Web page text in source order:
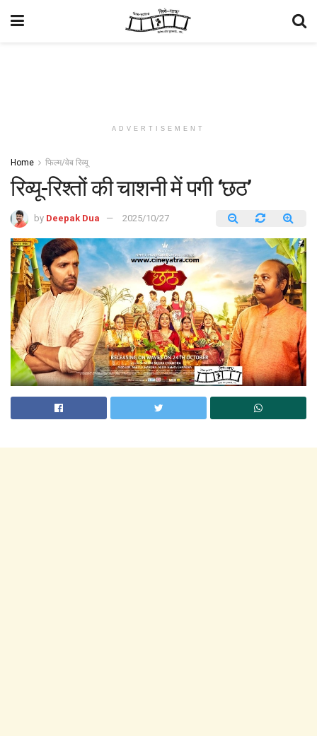
ADVERTISEMENT
Home फिल्म/वेब रिव्यू
रिव्यू-रिश्तों की चाशनी में पगी ‘छठ’
by Deepak Dua 2025/10/27